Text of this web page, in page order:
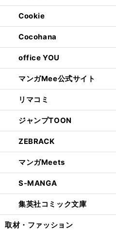
Cookie
Cocohana
office YOU
マンガMee公式サイト
リマコミ
ジャンプTOON
ZEBRACK
マンガMeets
S-MANGA
集英社コミック文庫
取材・ファッション